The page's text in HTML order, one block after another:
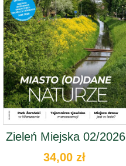
Zieleń Miejska 02/2026
34,00 zł